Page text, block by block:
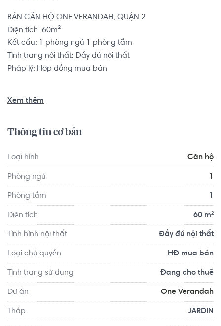
BÁN CĂN HỘ ONE VERANDAH, QUẬN 2
Diện tích: 60m²
Kết cấu: 1 phòng ngủ 1 phòng tắm
Tình trạng nội thất: Đầy đủ nội thất
Pháp lý: Hợp đồng mua bán
Quận 2 và khu đô thị mới Thủ Thiêm.
Căn hộ có vị trí cách Trường Mầm non Cỏ Ba Lá - Clover
Montessori Quận 2 khoảng 3.5km, cách Trường Mầm non
Yoga Center Quận 2 khoảng 2.0km, F5 Gym And Fitness
Center khoảng 1.1km. Tọa lạc tại vị trí thuận tiện di
Xem thêm
Thông tin cơ bản
Loại hình Căn hộ
Phòng ngủ 1
Phòng tắm 1
Diện tích 60 m²
Tình hình nội thất Đầy đủ nội thất
Loại chủ quyền HĐ mua bán
Tình trạng sử dụng Đang cho thuê
Dự án One Verandah
Tháp JARDIN